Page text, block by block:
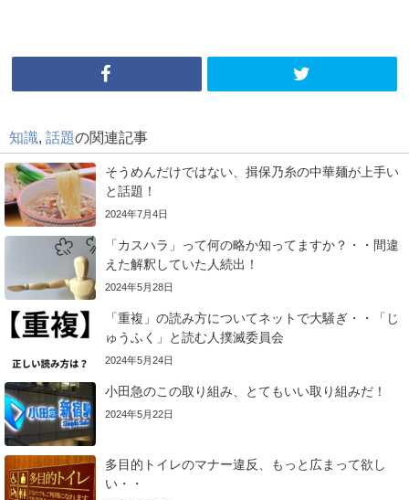
知識 話題の関連記事
そうめんだけではない、揖保乃糸の中華麺が上手い
と話題！
2024年7月4日
「カスハラ」って何の略か知ってますか？・・間違
えた解釈していた人続出！
2024年5月28日
「重複」の読み方についてネットで大騒ぎ・・「じ
ゅうふく」と読む人撲滅委員会
2024年5月24日
小田急のこの取り組み、とてもいい取り組みだ！
2024年5月22日
多目的トイレのマナー違反、もっと広まって欲し
い・・